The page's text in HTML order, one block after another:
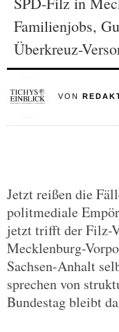
Familienjobs,
Überkreuz-
VON
Jetzt reißen die
politmediale
jetzt trifft der Filz-
Mecklenburg-
Sachsen-Anhalt
sprechen von
Bundestag bleibt